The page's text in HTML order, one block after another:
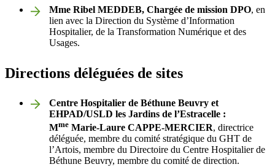
Mme Ribel MEDDEB, Chargée de mission DPO, en
lien avec la Direction du Système d’Information
Hospitalier, de la Transformation Numérique et des
Usages.
Directions déléguées de sites
Centre Hospitalier de Béthune Beuvry et
EHPAD/USLD les Jardins de l’Estracelle :
Mme Marie-Laure CAPPE-MERCIER, directrice
déléguée, membre du comité stratégique du GHT de
l’Artois, membre du Directoire du Centre Hospitalier de
Béthune Beuvry, membre du comité de direction.